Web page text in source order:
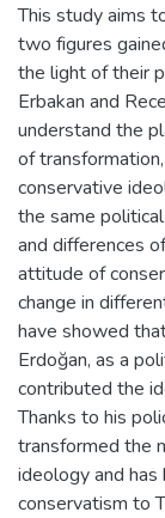
This study aims
two figures
the light of their
Erbakan and
understand the
of
conservative
the same
and differences
attitude of
change in
have showed
Erdoğan, as a
contributed the
Thanks to his
transformed the
ideology and
conservatism to